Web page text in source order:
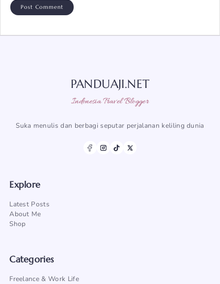
PANDUAJI.NET
Indonesia Travel Blogger
Suka menulis dan berbagi seputar perjalanan keliling dunia
Explore
Latest Posts
About Me
Shop
Categories
Freelance & Work Life